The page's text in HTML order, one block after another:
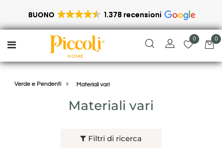
BUONO 1.378 recensioni
0 0
Verde e Pendenti Materiali vari
Materiali vari
Filtri di ricerca